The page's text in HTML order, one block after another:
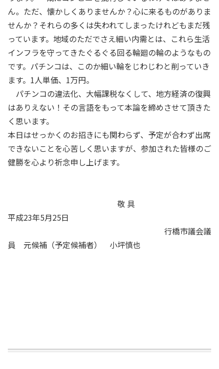
ん。ただ、懐かしくありませんか？心に来るものがありま
せんか？それらの多くは失われてしまったけれどもまだ残
っています。地域のただでさえ細い内需とは、これら生活
インフラを守ってきたぐるぐる回る輪廻の輪のようなもの
です。パチンコは、このか細い輪をじわじわと削っていき
ます。1人単価、1万円。
パチンコの違法化、大幅課税なくして、地方経済の復興
はありえない！その言語をもって本論を締めさせて頂きた
く思います。
本日はせっかくのお招きにも関わらず、予定が合わず出席
できないことを心苦しく思いますが、参加された皆様のご
健勝を心より祈念申し上げます。
敬 具
平成23年5月25日
行橋市議会議
員 元候補（予定候補者） 小坪慎也